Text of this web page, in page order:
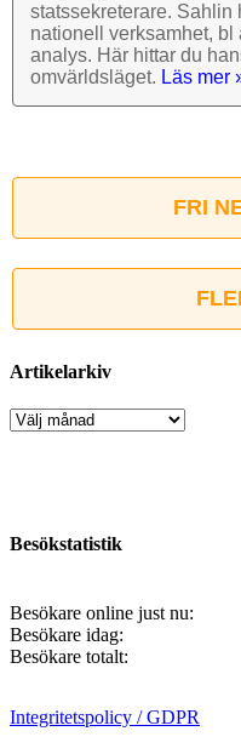
stats­sekre­terare.
nationell verk­samhet,
analys. Här hittar du
omvärlds­läget. Läs mer
FRI
Artikelarkiv
Artikelarkiv
Besökstatistik
Besökare online just nu:
Besökare idag:
Besökare totalt:
Integritetspolicy / GDPR